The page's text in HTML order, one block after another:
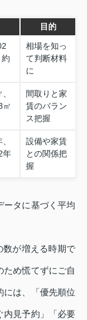
目的
相場を知っ
て判断材料
に
㎡
間取りと家
賃のバラン
ス把握
年
設備や家賃
との関係把
握
ータに基づく平均
数が増える時期で
ため慌てずにご自
には、「優先順位
内見予約」「必要